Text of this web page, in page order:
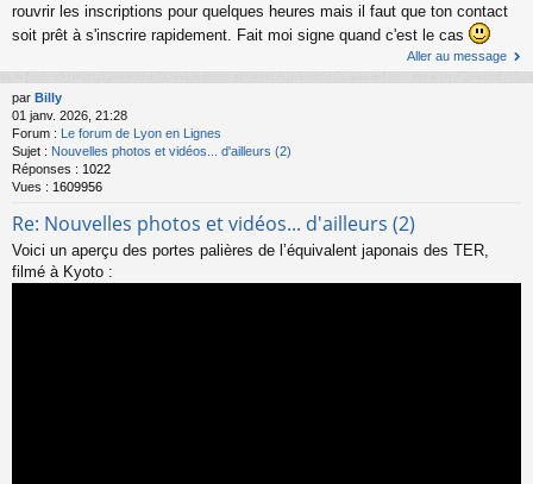
rouvrir les inscriptions pour quelques heures mais il faut que ton contact
soit prêt à s'inscrire rapidement. Fait moi signe quand c'est le cas
Aller au message
par Billy
01 janv. 2026, 21:28
Forum : Le forum de Lyon en Lignes
Sujet : Nouvelles photos et vidéos... d'ailleurs (2)
Réponses : 1022
Vues : 1609956
Re: Nouvelles photos et vidéos... d'ailleurs (2)
Voici un aperçu des portes palières de l’équivalent japonais des TER,
filmé à Kyoto :